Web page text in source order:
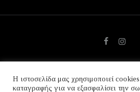
© copyright 2026. All Rights
Η ιστοσελίδα μας χρησιμοποιεί
καταγραφής για να εξασφαλίσει την